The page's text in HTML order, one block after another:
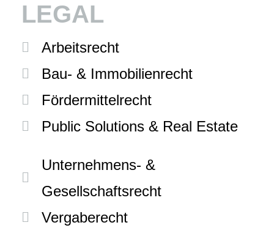
LEGAL
Arbeitsrecht
Bau- & Immobilienrecht
Fördermittelrecht
Public Solutions & Real Estate
Unternehmens- &
Gesellschaftsrecht
Vergaberecht